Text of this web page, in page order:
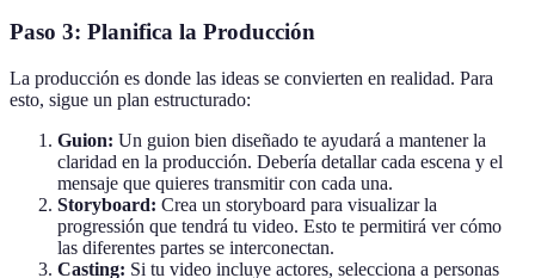
Paso 3: Planifica la Producción
La producción es donde las ideas se convierten en realidad. Para
esto, sigue un plan estructurado:
Guion: Un guion bien diseñado te ayudará a mantener la
claridad en la producción. Debería detallar cada escena y el
mensaje que quieres transmitir con cada una.
Storyboard: Crea un storyboard para visualizar la
progressión que tendrá tu video. Esto te permitirá ver cómo
las diferentes partes se interconectan.
Casting: Si tu video incluye actores, selecciona a personas